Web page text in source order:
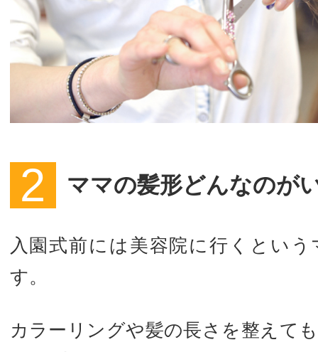
ママの髪形どんなのが
入園式前には美容院に行くとい
す。
カラーリングや髪の長さを整えて